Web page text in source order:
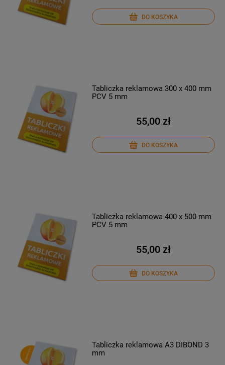
DO KOSZYKA
Tabliczka reklamowa 300 x 400 mm
PCV 5 mm
55,00 zł
DO KOSZYKA
Tabliczka reklamowa 400 x 500 mm
PCV 5 mm
55,00 zł
DO KOSZYKA
Tabliczka reklamowa A3 DIBOND 3
mm